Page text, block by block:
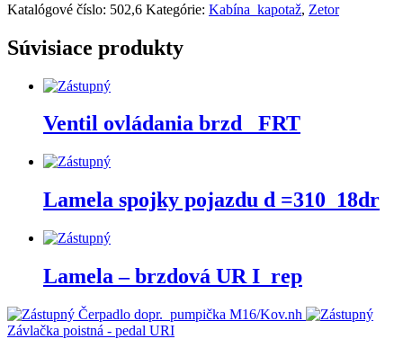
Katalógové číslo: 502,6 Kategórie: Kabína_kapotaž, Zetor
Súvisiace produkty
Ventil ovládania brzd_ FRT
Lamela spojky pojazdu d =310_18dr
Lamela – brzdová UR I_rep
Čerpadlo dopr._pumpička M16/Kov.nh
Závlačka poistná - pedal URI